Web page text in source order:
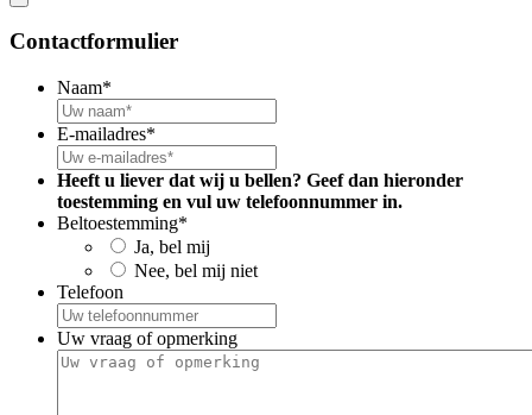
Contactformulier
Naam*
E-mailadres*
Heeft u liever dat wij u bellen? Geef dan hieronder
toestemming en vul uw telefoonnummer in.
Beltoestemming*
Ja, bel mij
Nee, bel mij niet
Telefoon
Uw vraag of opmerking